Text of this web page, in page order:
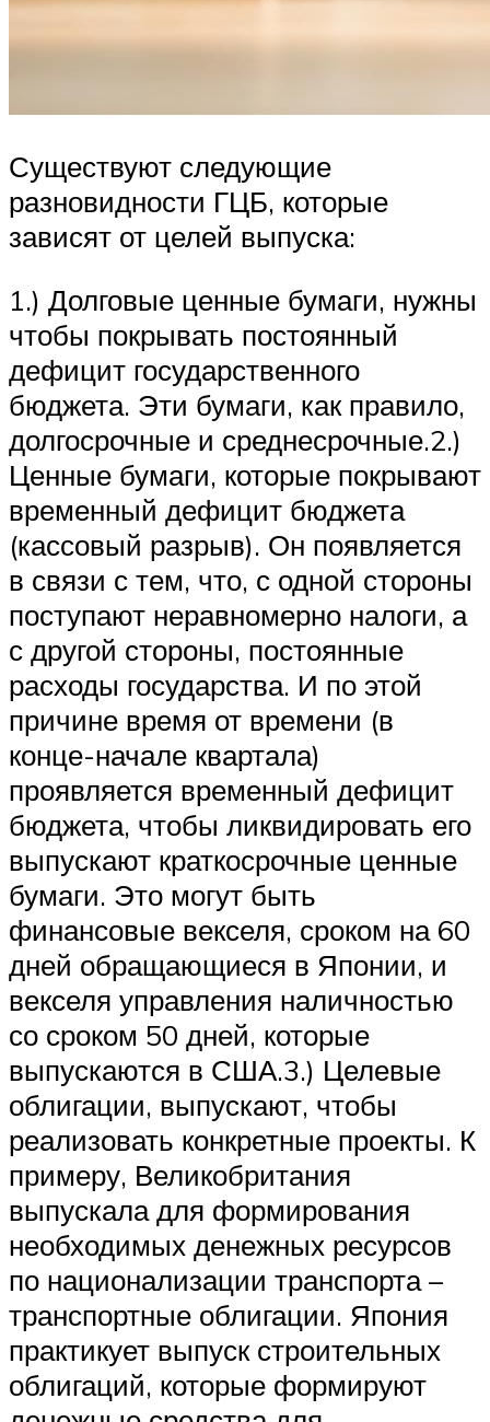
Существуют следующие
разновидности ГЦБ, которые
зависят от целей выпуска:
1.) Долговые ценные бумаги, нужны
чтобы покрывать постоянный
дефицит государственного
бюджета. Эти бумаги, как правило,
долгосрочные и среднесрочные.2.)
Ценные бумаги, которые покрывают
временный дефицит бюджета
(кассовый разрыв). Он появляется
в связи с тем, что, с одной стороны
поступают неравномерно налоги, а
с другой стороны, постоянные
расходы государства. И по этой
причине время от времени (в
конце-начале квартала)
проявляется временный дефицит
бюджета, чтобы ликвидировать его
выпускают краткосрочные ценные
бумаги. Это могут быть
финансовые векселя, сроком на 60
дней обращающиеся в Японии, и
векселя управления наличностью
со сроком 50 дней, которые
выпускаются в США.3.) Целевые
облигации, выпускают, чтобы
реализовать конкретные проекты. К
примеру, Великобритания
выпускала для формирования
необходимых денежных ресурсов
по национализации транспорта –
транспортные облигации. Япония
практикует выпуск строительных
облигаций, которые формируют